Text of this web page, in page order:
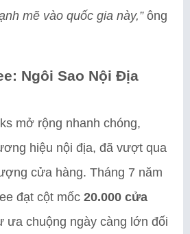
mẽ vào quốc gia này,”ông
Ngôi Sao Nội Địa
mở rộng nhanh chóng,
hiệu nội địa, đã vượt qua
cửa hàng. Tháng 7 năm
đạt cột mốc 20.000 cửa
ưa chuộng ngày càng lớn đối